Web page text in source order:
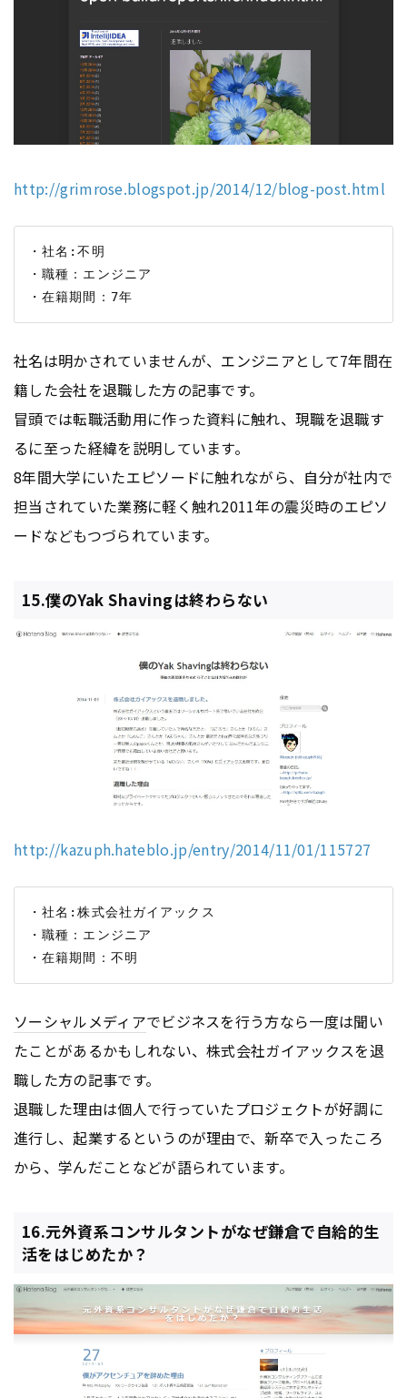
http://grimrose.blogspot.jp/2014/12/blog-post.html
・社名:不明
・職種：エンジニア
社名は明かされていませんが、エンジニアとして7年間在
籍した会社を退職した方の記事です。
冒頭では転職活動用に作った資料に触れ、現職を退職す
るに至った経緯を説明しています。
8年間大学にいたエピソードに触れながら、自分が社内で
担当されていた業務に軽く触れ2011年の震災時のエピソ
ードなどもつづられています。
15.僕のYak Shavingは終わらない
http://kazuph.hateblo.jp/entry/2014/11/01/115727
・社名:株式会社ガイアックス
・職種：エンジニア
ソーシャルメディアでビジネスを行う方なら一度は聞い
たことがあるかもしれない、株式会社ガイアックスを退
職した方の記事です。
退職した理由は個人で行っていたプロジェクトが好調に
進行し、起業するというのが理由で、新卒で入ったころ
から、学んだことなどが語られています。
16.元外資系コンサルタントがなぜ鎌倉で自給的生
活をはじめたか？